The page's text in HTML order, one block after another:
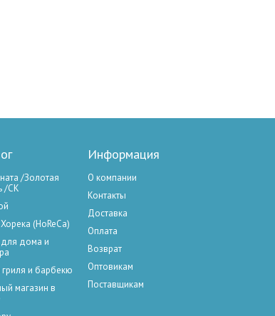
/Золотая
/СК
(HoReCa)
дома и
и барбекю
магазин в
Информация
О компании
Контакты
Доставка
Оплата
Возврат
Оптовикам
Поставщикам